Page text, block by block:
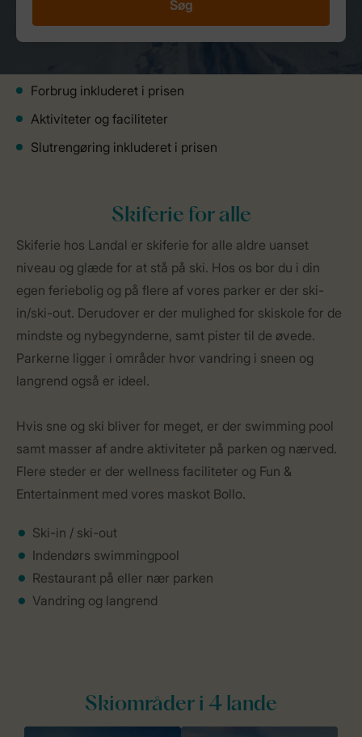
Søg
Forbrug inkluderet i prisen
Aktiviteter og faciliteter
Slutrengøring inkluderet i prisen
Skiferie for alle
Skiferie hos Landal er skiferie for alle aldre uanset
niveau og glæde for at stå på ski. Hos os bor du i din
egen feriebolig og på flere af vores parker er der ski-
in/ski-out. Derudover er der mulighed for skiskole for de
mindste og nybegynderne, samt pister til de øvede.
Parkerne ligger i områder hvor vandring i sneen og
langrend også er ideel.
Hvis sne og ski bliver for meget, er der swimming pool
samt masser af andre aktiviteter på parken og nærved.
Flere steder er der wellness faciliteter og Fun &
Entertainment med vores maskot Bollo.
Ski-in / ski-out
Indendørs swimmingpool
Restaurant på eller nær parken
Vandring og langrend
Skiområder i 4 lande